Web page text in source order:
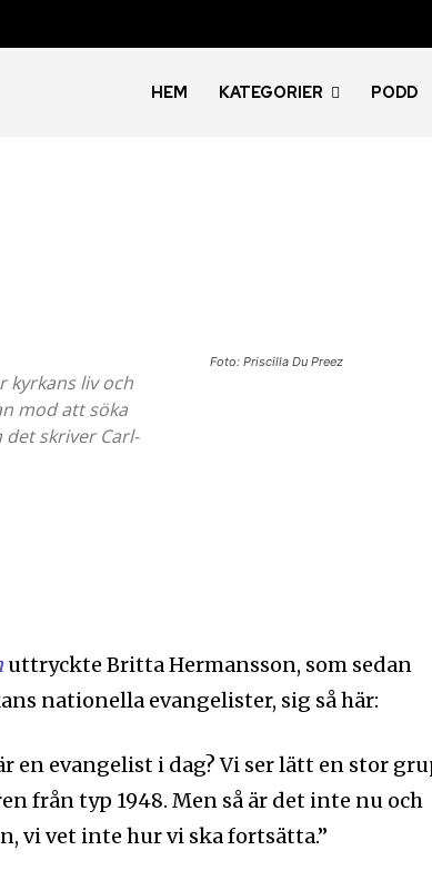
HEM KATEGORIER PODD
kyrkans liv och
mod att söka
det skriver Carl-
Foto: Priscilla Du Preez
uttryckte Britta Hermansson, som sedan
nationella evangelister, sig så här:
en evangelist i dag? Vi ser lätt en stor
från typ 1948. Men så är det inte nu och
vi vet inte hur vi ska fortsätta.”